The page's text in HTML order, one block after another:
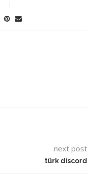
next post
türk discord